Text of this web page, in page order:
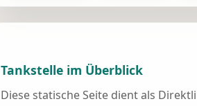
Tankstelle im Überblick
Diese statische Seite dient als